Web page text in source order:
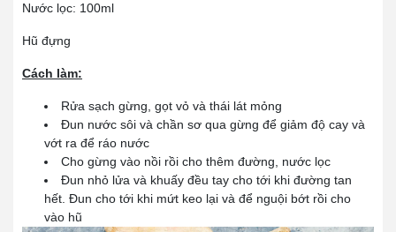
Nước lọc: 100ml
Hũ đựng
Cách làm:
Rửa sạch gừng, gọt vỏ và thái lát mỏng
Đun nước sôi và chần sơ qua gừng để giảm độ cay và
vớt ra để ráo nước
Cho gừng vào nồi rồi cho thêm đường, nước lọc
Đun nhỏ lửa và khuấy đều tay cho tới khi đường tan
hết. Đun cho tới khi mứt keo lại và để nguội bớt rồi cho
vào hũ